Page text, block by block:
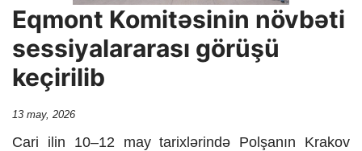
Eqmont Komitəsinin növbəti
sessiyalararası görüşü
keçirilib
Release Date:
13 may, 2026
Cari ilin 10–12 may tarixlərində Polşanın Krakov